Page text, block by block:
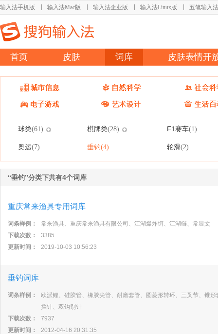
输入法手机版 输入法Mac版 输入法企业版 输入法Linux版 五笔输入法
首页 皮肤 词库 皮肤表情开
球类(61) 棋牌类(28) F1赛车(1)
奥运(7) 垂钓(4) 轮滑(2)
“垂钓”分类下共有4个词库
重庆常来渔具专用词库
词条样例：
常来渔具、重庆常来渔具有限公司、江湖爆炸饵、江湖鲢、常显文
下载次数：
3385
更新时间：
2019-10-03 10:56:23
垂钓词库
词条样例：
欧派鲤、硅胶管、橡胶尖管、耐磨套管、圆菱形转环、三叉节、锥
挡针、双钩别针
下载次数：
7937
更新时间：
2012-04-16 20:31:35